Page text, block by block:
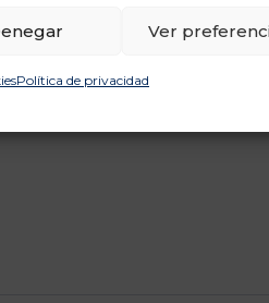
Ver
Política de privacidad